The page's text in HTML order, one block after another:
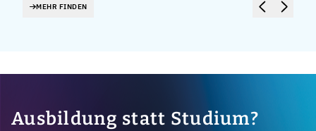
MEHR FINDEN
Ausbildung statt Studium?